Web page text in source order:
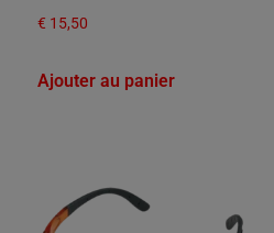
€ 15,50
Ajouter au panier